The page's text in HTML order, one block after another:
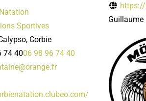
Guillaume
Sportives
Corbie
74 4006 98 96 74 40